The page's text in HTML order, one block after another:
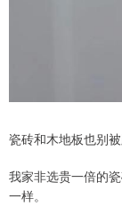
瓷砖和木地板也别
我家非选贵一倍的
一样。